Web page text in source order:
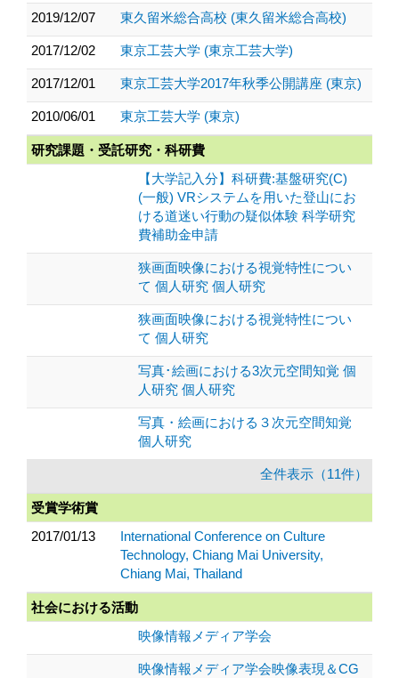
2019/12/07 東久留米総合高校 (東久留米総合高校)
2017/12/02 東京工芸大学 (東京工芸大学)
2017/12/01 東京工芸大学2017年秋季公開講座 (東京)
2010/06/01 東京工芸大学 (東京)
研究課題・受託研究・科研費
【大学記入分】科研費:基盤研究(C)
(一般) VRシステムを用いた登山にお
ける道迷い行動の疑似体験 科学研究
費補助金申請
狭画面映像における視覚特性につい
て 個人研究 個人研究
狭画面映像における視覚特性につい
て 個人研究
写真･絵画における3次元空間知覚 個
人研究 個人研究
写真・絵画における３次元空間知覚
個人研究
全件表示（11件）
受賞学術賞
2017/01/13
International Conference on Culture
Technology, Chiang Mai University,
Chiang Mai, Thailand
社会における活動
映像情報メディア学会
映像情報メディア学会映像表現＆CG